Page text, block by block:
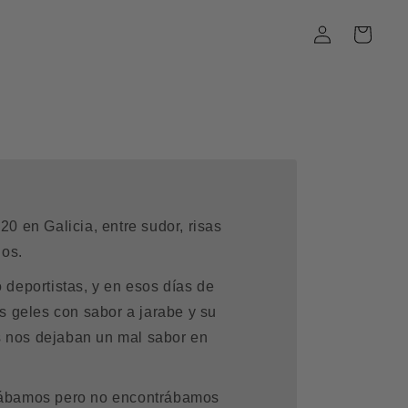
sesión
Carrito
en Galicia, entre sudor, risas
deportistas, y en esos días de
geles con sabor a jarabe y su
nos dejaban un mal sabor en
pero no encontrábamos